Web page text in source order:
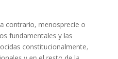
contrario, menosprecie o
fundamentales y las
constitucionalmente,